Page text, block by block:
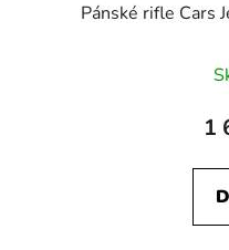
Pánské rifle Cars
1